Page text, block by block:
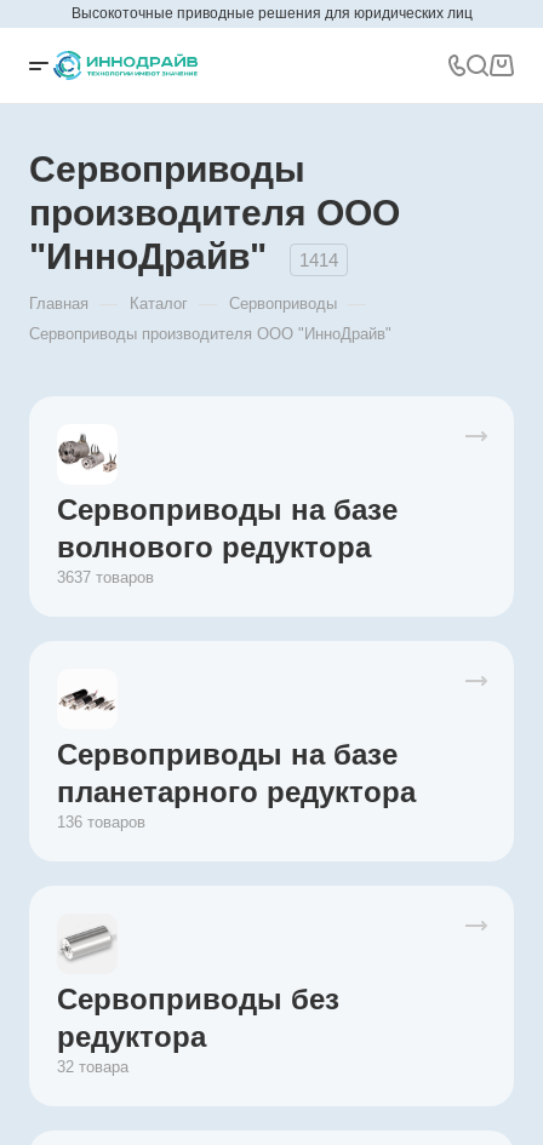
Высокоточные приводные решения для юридических лиц
Сервоприводы
производителя ООО
"ИнноДрайв"
1414
Главная Каталог Сервоприводы
Сервоприводы производителя ООО "ИнноДрайв"
Сервоприводы на базе
волнового редуктора
3637 товаров
Сервоприводы на базе
планетарного редуктора
136 товаров
Сервоприводы без
редуктора
32 товара